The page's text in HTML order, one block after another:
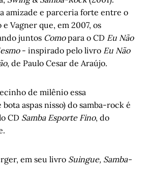
amizade e parceria forte entre o
Vagner que, em 2007, os
juntos Comopara o CD Eu Não
- inspirado pelo livro Eu Não
, de Paulo Cesar de Araújo.
de milênio essa
bota aspas nisso) do samba-rock é
CD Samba Esporte Fino, do
em seu livro Suingue, Samba-